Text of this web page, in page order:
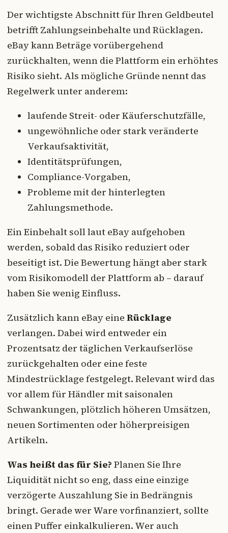
Der wichtigste Abschnitt für Ihren Geldbeutel
betrifft Zahlungseinbehalte und Rücklagen.
eBay kann Beträge vorübergehend
zurückhalten, wenn die Plattform ein erhöhtes
Risiko sieht. Als mögliche Gründe nennt das
Regelwerk unter anderem:
laufende Streit- oder Käuferschutzfälle,
ungewöhnliche oder stark veränderte
Verkaufsaktivität,
Identitätsprüfungen,
Compliance-Vorgaben,
Probleme mit der hinterlegten
Zahlungsmethode.
Ein Einbehalt soll laut eBay aufgehoben
werden, sobald das Risiko reduziert oder
beseitigt ist. Die Bewertung hängt aber stark
vom Risikomodell der Plattform ab – darauf
haben Sie wenig Einfluss.
Zusätzlich kann eBay eine Rücklage
verlangen. Dabei wird entweder ein
Prozentsatz der täglichen Verkaufserlöse
zurückgehalten oder eine feste
Mindestrücklage festgelegt. Relevant wird das
vor allem für Händler mit saisonalen
Schwankungen, plötzlich höheren Umsätzen,
neuen Sortimenten oder höherpreisigen
Artikeln.
Was heißt das für Sie? Planen Sie Ihre
Liquidität nicht so eng, dass eine einzige
verzögerte Auszahlung Sie in Bedrängnis
bringt. Gerade wer Ware vorfinanziert, sollte
einen Puffer einkalkulieren. Wer auch